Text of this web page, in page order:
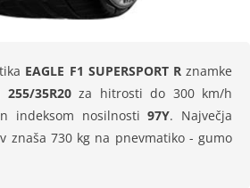
EAGLE F1 SUPERSPORT Rznamke
255/35R20za hitrosti do 300 km/h
indeksom nosilnosti97Y. Največja
znaša 730 kg na pnevmatiko - gumo